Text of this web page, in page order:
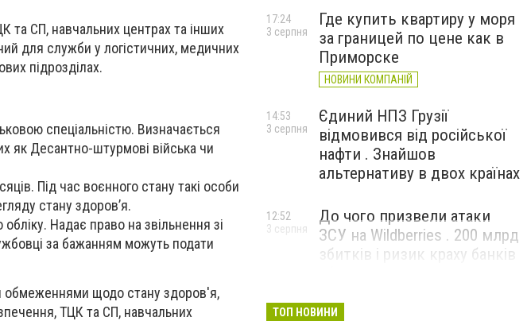
та СП, навчальних центрах та інших
для служби у логістичних, медичних
підрозділах.
спеціальністю. Визначається
як Десантно-штурмові війська чи
Під час воєнного стану такі особи
стану здоров’я.
Надає право на звільнення зі
за бажанням можуть подати
обмеженнями щодо стану здоров'я,
ТЦК та СП, навчальних
Где купить квартиру у моря
за границей по цене как в
Приморске
НОВИНИ КОМПАНІЙ
17:24
3 серпня
Єдиний НПЗ Грузії
відмовився від російської
нафти . Знайшов
альтернативу в двох країнах
14:53
3 серпня
До чого призвели атаки
ЗСУ на Wildberries . 200 млрд
збитків і ризик краху банків
12:52
3 серпня
ТОП НОВИНИ